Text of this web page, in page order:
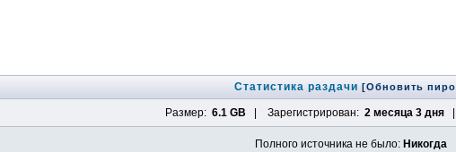
Статистика раздачи [Обновить
Размер: 6.1 GB | Зарегистрирован: 2 месяца 3 дня|
Полного источника не было: Никогда